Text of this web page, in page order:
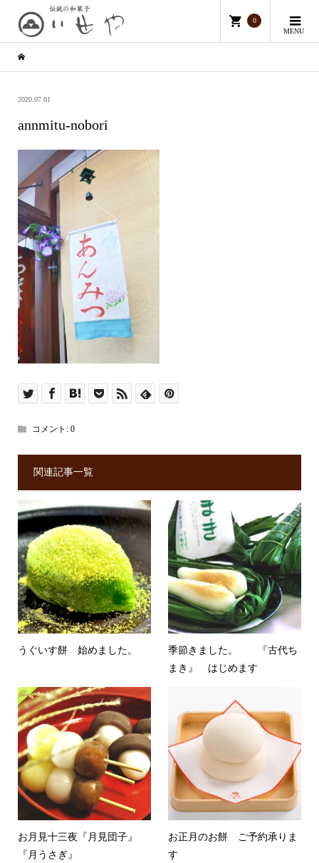
0
MENU
2020.07.01
annmitu-nobori
コメント: 0
関連記事一覧
うぐいす餅 始めました。
季節きました。 『古代ち
まき』 はじめます
お月見十三夜『月見団子』
『月うさぎ』
お正月のお餅 ご予約承りま
す